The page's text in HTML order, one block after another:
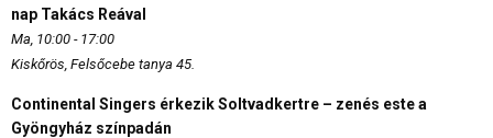
nap Takács Reával
Ma, 10:00 - 17:00
Kiskőrös, Felsőcebe tanya 45.
Continental Singers érkezik Soltvadkertre – zenés este a
Gyöngyház színpadán